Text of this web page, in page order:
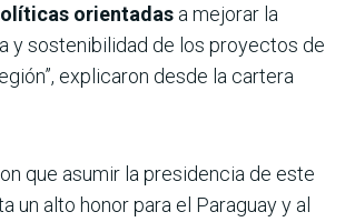
orientadas a mejorar la
y sostenibilidad de los proyectos de
explicaron desde la cartera
que asumir la presidencia de este
un alto honor para el Paraguay y al